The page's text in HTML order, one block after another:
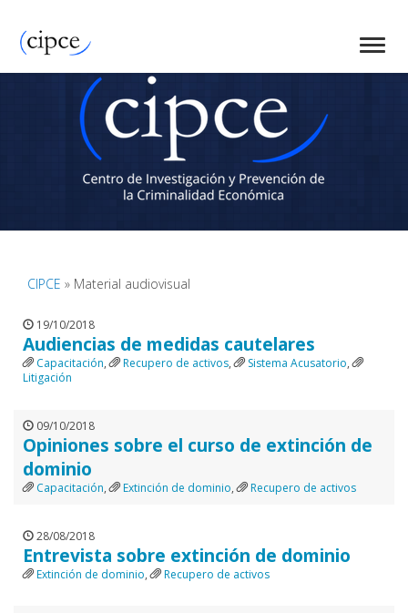
CIPCE » Material audiovisual
19/10/2018
Audiencias de medidas cautelares
Capacitación, Recupero de activos, Sistema Acusatorio,
Litigación
09/10/2018
Opiniones sobre el curso de extinción de
dominio
Capacitación, Extinción de dominio, Recupero de activos
28/08/2018
Entrevista sobre extinción de dominio
Extinción de dominio, Recupero de activos